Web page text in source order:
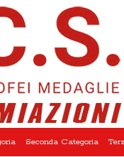
Seconda Categoria